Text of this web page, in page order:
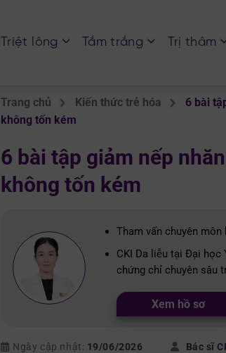
Triệt lông Tắm trắng Trị thâm
Trang chủ Kiến thức trẻ hóa
6 bài
không tốn kém
6 bài tập giảm nếp
không tốn kém
Tham vấn chuyên môn
CKI Da liễu tại Đại học
chứng chỉ chuyên sâu
Xem hồ sơ
Ngày cập nhật: 19/06/2026 Bác sĩ